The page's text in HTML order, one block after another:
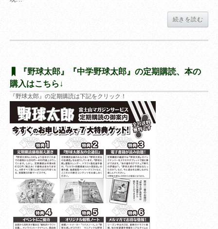
続きを読む
『野球太郎』『中学野球太郎』の定期購読、本の
購入はこちら↓
『野球太郎』の定期購読は下記をクリック！